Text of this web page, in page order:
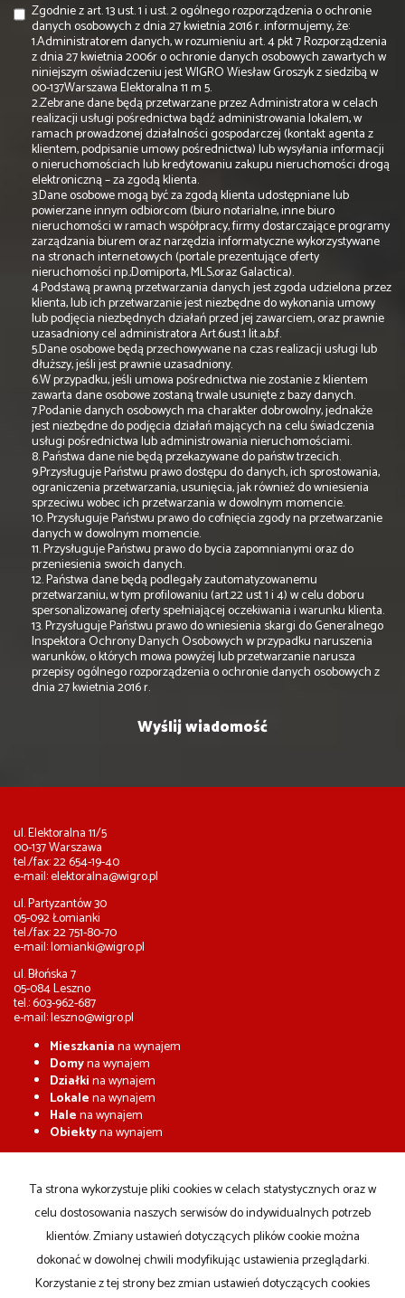
Zgodnie z art. 13 ust. 1 i ust. 2 ogólnego rozporządzenia o ochronie
danych osobowych z dnia 27 kwietnia 2016 r. informujemy, że:
1.Administratorem danych, w rozumieniu art. 4 pkt 7 Rozporządzenia
z dnia 27 kwietnia 2006r o ochronie danych osobowych zawartych w
niniejszym oświadczeniu jest WIGRO Wiesław Groszyk z siedzibą w
00-137Warszawa Elektoralna 11 m 5.
2.Zebrane dane będą przetwarzane przez Administratora w celach
realizacji usługi pośrednictwa bądź administrowania lokalem, w
ramach prowadzonej działalności gospodarczej (kontakt agenta z
klientem, podpisanie umowy pośrednictwa) lub wysyłania informacji
o nieruchomościach lub kredytowaniu zakupu nieruchomości drogą
elektroniczną – za zgodą klienta.
3.Dane osobowe mogą być za zgodą klienta udostępniane lub
powierzane innym odbiorcom (biuro notarialne, inne biuro
nieruchomości w ramach współpracy, firmy dostarczające programy
zarządzania biurem oraz narzędzia informatyczne wykorzystywane
na stronach internetowych (portale prezentujące oferty
nieruchomości np.;Domiporta, MLS,oraz Galactica).
4.Podstawą prawną przetwarzania danych jest zgoda udzielona przez
klienta, lub ich przetwarzanie jest niezbędne do wykonania umowy
lub podjęcia niezbędnych działań przed jej zawarciem, oraz prawnie
uzasadniony cel administratora Art.6ust.1 lit.a,b,f.
5.Dane osobowe będą przechowywane na czas realizacji usługi lub
dłuższy, jeśli jest prawnie uzasadniony.
6.W przypadku, jeśli umowa pośrednictwa nie zostanie z klientem
zawarta dane osobowe zostaną trwale usunięte z bazy danych.
7.Podanie danych osobowych ma charakter dobrowolny, jednakże
jest niezbędne do podjęcia działań mających na celu świadczenia
usługi pośrednictwa lub administrowania nieruchomościami.
8. Państwa dane nie będą przekazywane do państw trzecich.
9.Przysługuje Państwu prawo dostępu do danych, ich sprostowania,
ograniczenia przetwarzania, usunięcia, jak również do wniesienia
sprzeciwu wobec ich przetwarzania w dowolnym momencie.
10. Przysługuje Państwu prawo do cofnięcia zgody na przetwarzanie
danych w dowolnym momencie.
11. Przysługuje Państwu prawo do bycia zapomnianymi oraz do
przeniesienia swoich danych.
12. Państwa dane będą podlegały zautomatyzowanemu
przetwarzaniu, w tym profilowaniu (art.22 ust 1 i 4) w celu doboru
spersonalizowanej oferty spełniającej oczekiwania i warunku klienta.
13. Przysługuje Państwu prawo do wniesienia skargi do Generalnego
Inspektora Ochrony Danych Osobowych w przypadku naruszenia
warunków, o których mowa powyżej lub przetwarzanie narusza
przepisy ogólnego rozporządzenia o ochronie danych osobowych z
dnia 27 kwietnia 2016 r.
ul. Elektoralna 11/5
00-137 Warszawa
tel./fax: 22 654-19-40
e-mail:elektoralna@wigro.pl
ul. Partyzantów 30
05-092 Łomianki
tel./fax: 22 751-80-70
e-mail:lomianki@wigro.pl
ul. Błońska 7
05-084 Leszno
tel.: 603-962-687
e-mail:leszno@wigro.pl
Mieszkaniana wynajem
Domyna wynajem
Działkina wynajem
Lokalena wynajem
Halena wynajem
Obiektyna wynajem
Domy
na sprzedaż
Działkina sprzedaż
Lokalena sprzedaż
Halena sprzedaż
Obiekty
na sprzedaż
Strona główna Kup Sprzedaj notatnik Kontakt
Ta strona wykorzystuje pliki cookies w celach statystycznych oraz w
celu dostosowania naszych serwisów do indywidualnych potrzeb
klientów. Zmiany ustawień dotyczących plików cookie można
dokonać w dowolnej chwili modyfikując ustawienia przeglądarki.
Korzystanie z tej strony bez zmian ustawień dotyczących cookies